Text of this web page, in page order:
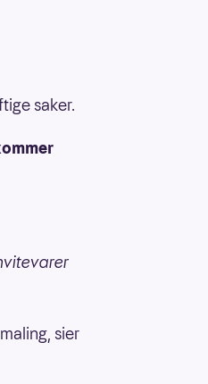
saker.
sier